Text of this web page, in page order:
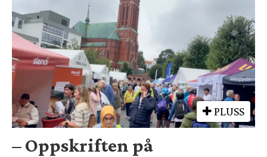
PLUSS
– Oppskriften på